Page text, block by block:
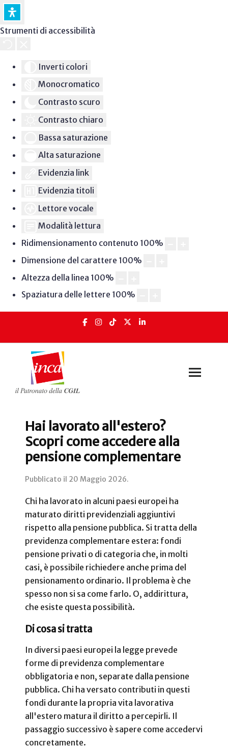
Strumenti di accessibilità
Inverti colori
Monocromatico
Contrasto scuro
Contrasto chiaro
Bassa saturazione
Alta saturazione
Evidenzia link
Evidenzia titoli
Lettore vocale
Modalità lettura
Ridimensionamento contenuto 100%
Dimensione del carattere 100%
Altezza della linea 100%
Spaziatura delle lettere 100%
Hai lavorato all'estero?
Scopri come accedere alla
pensione complementare
Pubblicato il 20 Maggio 2026.
Chi ha lavorato in alcuni paesi europei ha
maturato diritti previdenziali aggiuntivi
rispetto alla pensione pubblica. Si tratta della
previdenza complementare estera: fondi
pensione privati o di categoria che, in molti
casi, è possibile richiedere anche prima del
pensionamento ordinario. Il problema è che
spesso non si sa come farlo. O, addirittura,
che esiste questa possibilità.
Di cosa si tratta
In diversi paesi europei la legge prevede
forme di previdenza complementare
obbligatoria e non, separate dalla pensione
pubblica. Chi ha versato contributi in questi
fondi durante la propria vita lavorativa
all'estero matura il diritto a percepirli. Il
passaggio successivo è sapere come accedervi
concretamente.